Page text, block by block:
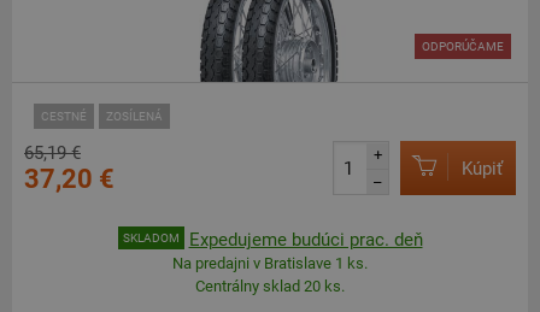
CESTNÉ ZOSÍLENÁ
ODPORÚČAME
65,19 €
37,20 €
+
–
Kúpiť
SKLADOM Expedujeme budúci prac. deň
Na predajni v Bratislave 1 ks.
Centrálny sklad 20 ks.